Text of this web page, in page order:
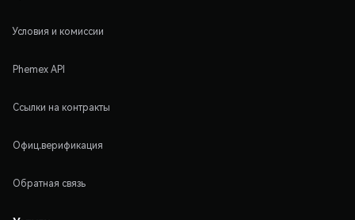
Условия и комиссии
Phemex API
Ссылки на контракты
Офиц.верификация
Обратная связь